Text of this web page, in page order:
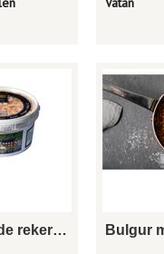
Håndpillede reker i lake